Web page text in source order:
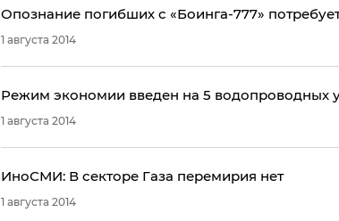
Опознание погибших с «Боинга-777»
1 августа 2014
Режим экономии введен на 5 водопроводных
1 августа 2014
ИноСМИ: В секторе Газа перемирия нет
1 августа 2014